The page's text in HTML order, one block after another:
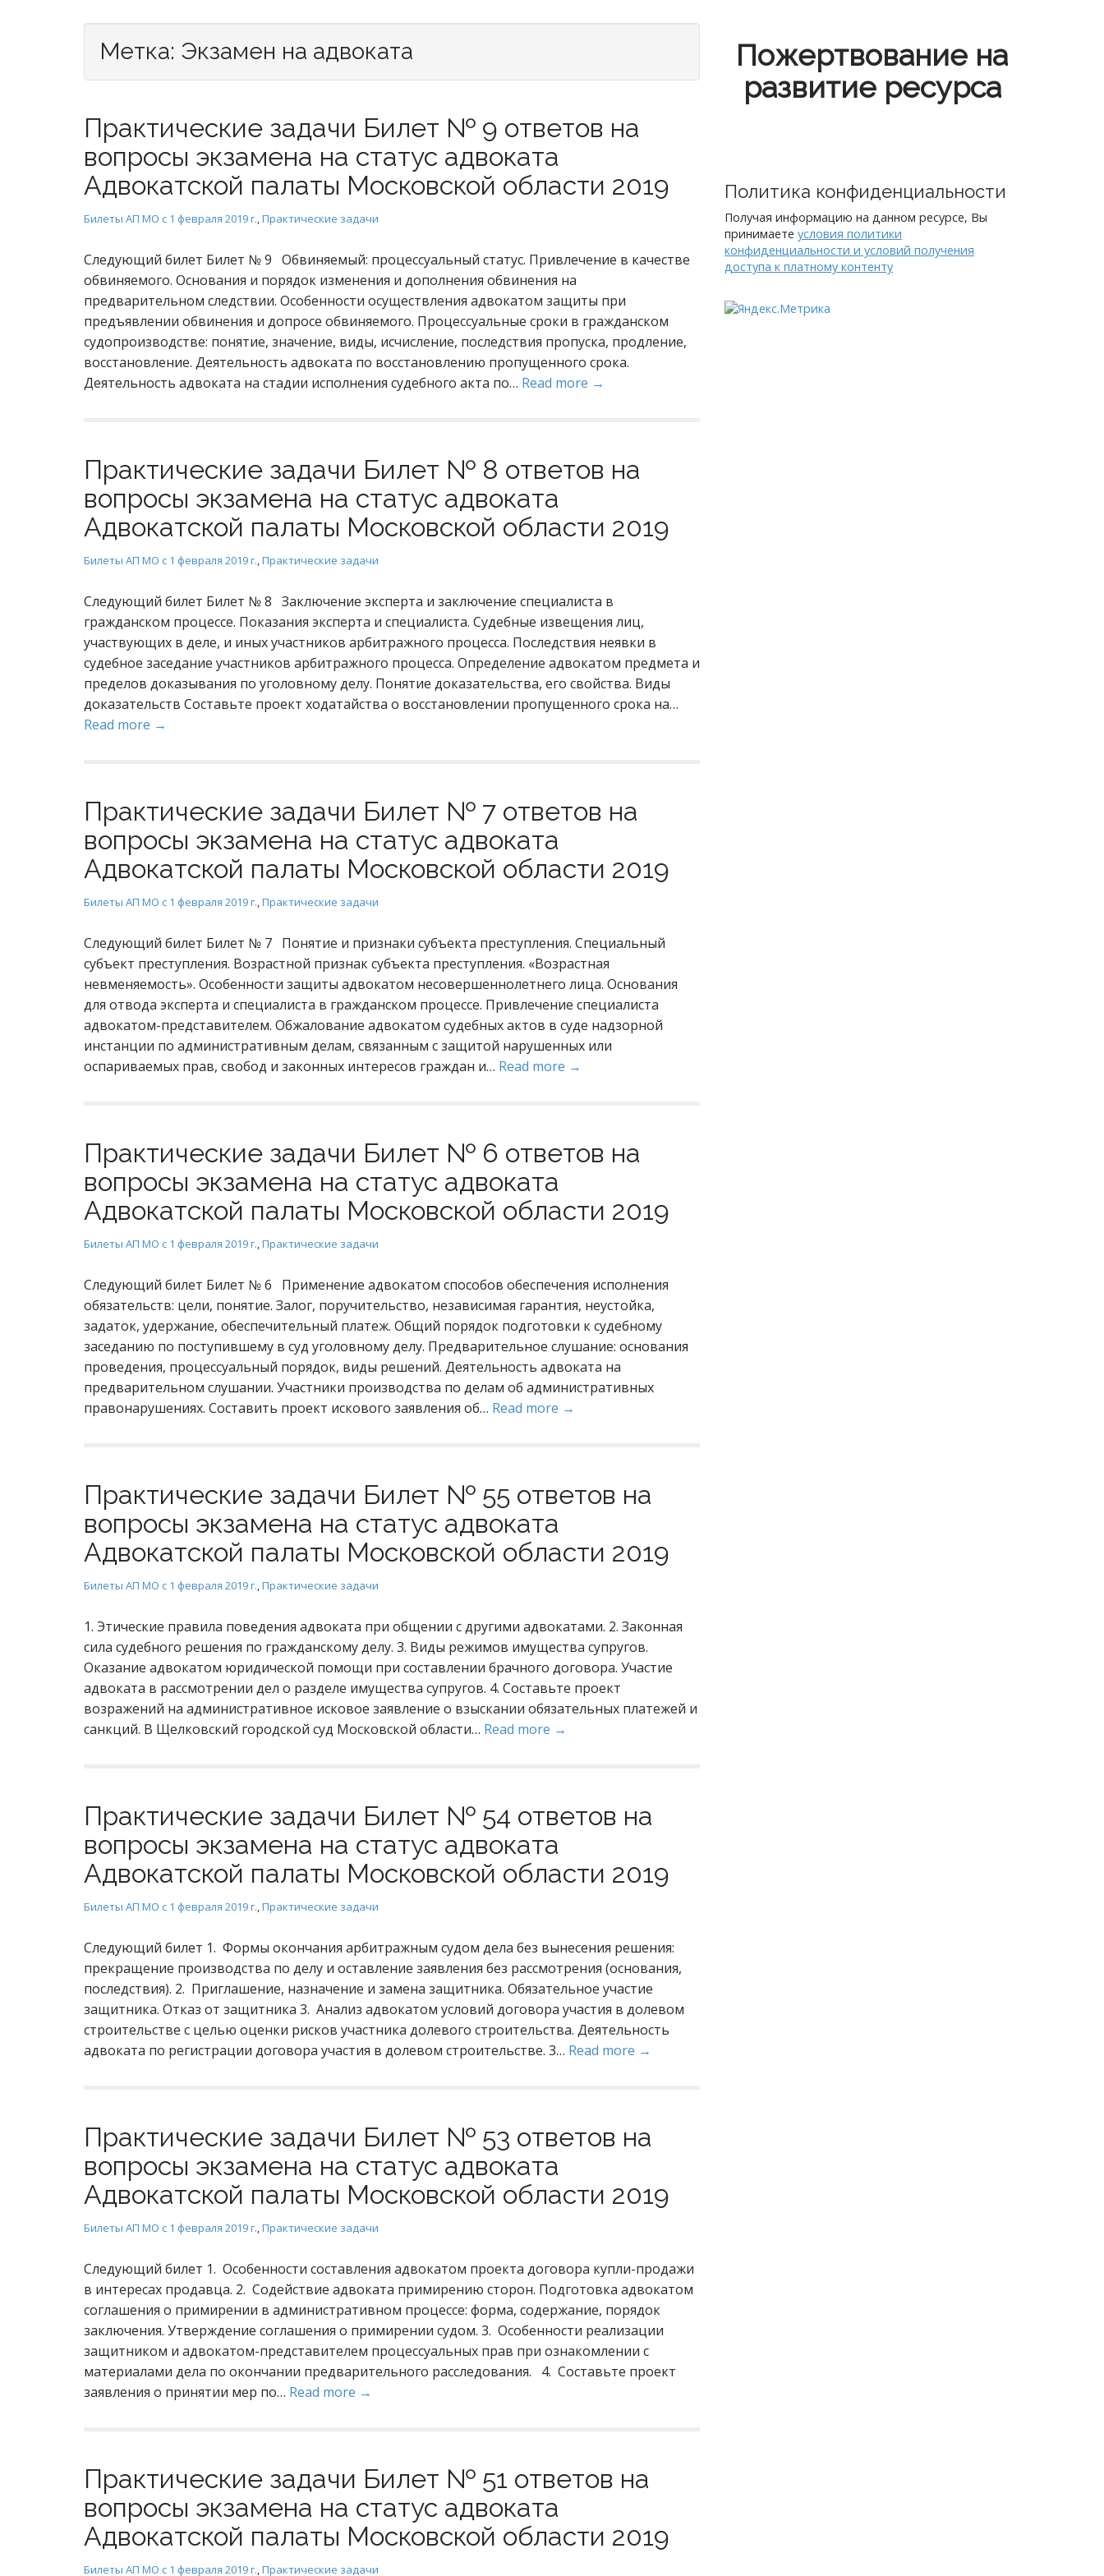
Метка: Экзамен на адвоката
Практические задачи Билет № 9 ответов на
вопросы экзамена на статус адвоката
Адвокатской палаты Московской области 2019
Билеты АП МО с 1 февраля 2019 г.,Практические задачи
Следующий билет Билет № 9 Обвиняемый: процессуальный статус. Привлечение в качестве
обвиняемого. Основания и порядок изменения и дополнения обвинения на
предварительном следствии. Особенности осуществления адвокатом защиты при
предъявлении обвинения и допросе обвиняемого. Процессуальные сроки в гражданском
судопроизводстве: понятие, значение, виды, исчисление, последствия пропуска, продление,
восстановление. Деятельность адвоката по восстановлению пропущенного срока.
Деятельность адвоката на стадии исполнения судебного акта по… Read more →
Практические задачи Билет № 8 ответов на
вопросы экзамена на статус адвоката
Адвокатской палаты Московской области 2019
Билеты АП МО с 1 февраля 2019 г.,Практические задачи
Следующий билет Билет № 8 Заключение эксперта и заключение специалиста в
гражданском процессе. Показания эксперта и специалиста. Судебные извещения лиц,
участвующих в деле, и иных участников арбитражного процесса. Последствия неявки в
судебное заседание участников арбитражного процесса. Определение адвокатом предмета и
пределов доказывания по уголовному делу. Понятие доказательства, его свойства. Виды
доказательств Составьте проект ходатайства о восстановлении пропущенного срока на…
Read more →
Практические задачи Билет № 7 ответов на
вопросы экзамена на статус адвоката
Адвокатской палаты Московской области 2019
Билеты АП МО с 1 февраля 2019 г.,Практические задачи
Следующий билет Билет № 7 Понятие и признаки субъекта преступления. Специальный
субъект преступления. Возрастной признак субъекта преступления. «Возрастная
невменяемость». Особенности защиты адвокатом несовершеннолетнего лица. Основания
для отвода эксперта и специалиста в гражданском процессе. Привлечение специалиста
адвокатом-представителем. Обжалование адвокатом судебных актов в суде надзорной
инстанции по административным делам, связанным с защитой нарушенных или
оспариваемых прав, свобод и законных интересов граждан и… Read more →
Практические задачи Билет № 6 ответов на
вопросы экзамена на статус адвоката
Адвокатской палаты Московской области 2019
Билеты АП МО с 1 февраля 2019 г.,Практические задачи
Следующий билет Билет № 6 Применение адвокатом способов обеспечения исполнения
обязательств: цели, понятие. Залог, поручительство, независимая гарантия, неустойка,
задаток, удержание, обеспечительный платеж. Общий порядок подготовки к судебному
заседанию по поступившему в суд уголовному делу. Предварительное слушание: основания
проведения, процессуальный порядок, виды решений. Деятельность адвоката на
предварительном слушании. Участники производства по делам об административных
правонарушениях. Составить проект искового заявления об… Read more →
Практические задачи Билет № 55 ответов на
вопросы экзамена на статус адвоката
Адвокатской палаты Московской области 2019
Билеты АП МО с 1 февраля 2019 г.,Практические задачи
1. Этические правила поведения адвоката при общении с другими адвокатами. 2. Законная
сила судебного решения по гражданскому делу. 3. Виды режимов имущества супругов.
Оказание адвокатом юридической помощи при составлении брачного договора. Участие
адвоката в рассмотрении дел о разделе имущества супругов. 4. Составьте проект
возражений на административное исковое заявление о взыскании обязательных платежей и
санкций. В Щелковский городской суд Московской области… Read more →
Практические задачи Билет № 54 ответов на
вопросы экзамена на статус адвоката
Адвокатской палаты Московской области 2019
Билеты АП МО с 1 февраля 2019 г.,Практические задачи
Следующий билет 1. Формы окончания арбитражным судом дела без вынесения решения:
прекращение производства по делу и оставление заявления без рассмотрения (основания,
последствия). 2. Приглашение, назначение и замена защитника. Обязательное участие
защитника. Отказ от защитника 3. Анализ адвокатом условий договора участия в долевом
строительстве с целью оценки рисков участника долевого строительства. Деятельность
адвоката по регистрации договора участия в долевом строительстве. 3… Read more →
Практические задачи Билет № 53 ответов на
вопросы экзамена на статус адвоката
Адвокатской палаты Московской области 2019
Билеты АП МО с 1 февраля 2019 г.,Практические задачи
Следующий билет 1. Особенности составления адвокатом проекта договора купли-продажи
в интересах продавца. 2. Содействие адвоката примирению сторон. Подготовка адвокатом
соглашения о примирении в административном процессе: форма, содержание, порядок
заключения. Утверждение соглашения о примирении судом. 3. Особенности реализации
защитником и адвокатом-представителем процессуальных прав при ознакомлении с
материалами дела по окончании предварительного расследования. 4. Составьте проект
заявления о принятии мер по… Read more →
Практические задачи Билет № 51 ответов на
вопросы экзамена на статус адвоката
Адвокатской палаты Московской области 2019
Билеты АП МО с 1 февраля 2019 г.,Практические задачи
Пожертвование на
развитие ресурса
Политика конфиденциальности
Получая информацию на данном ресурсе, Вы
принимаете условия политики
конфиденциальности и условий получения
доступа к платному контенту